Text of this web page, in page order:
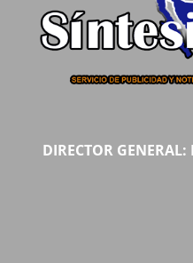
DIRECTOR